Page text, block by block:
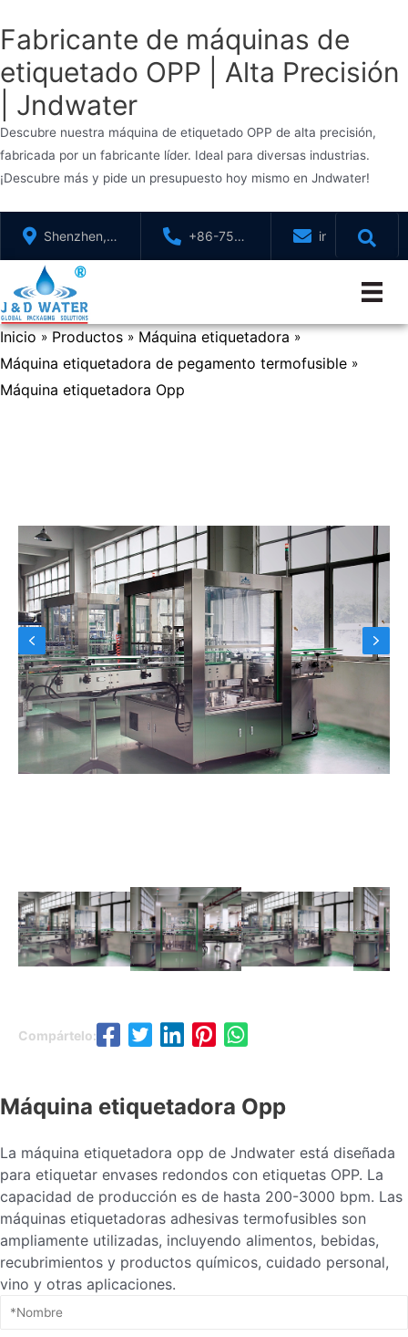
Fabricante de máquinas de
etiquetado OPP | Alta Precisión
| Jndwater
Descubre nuestra máquina de etiquetado OPP de alta precisión,
fabricada por un fabricante líder. Ideal para diversas industrias.
¡Descubre más y pide un presupuesto hoy mismo en Jndwater!
contenido
Shenzhen,
GuangDong,
China
+86-755-
88321071
Inicio » Productos » Máquina etiquetadora »
Máquina etiquetadora de pegamento termofusible »
Máquina etiquetadora Opp
Compártelo:
Máquina etiquetadora Opp
La máquina etiquetadora opp de Jndwater está diseñada
para etiquetar envases redondos con etiquetas OPP. La
capacidad de producción es de hasta 200-3000 bpm. Las
máquinas etiquetadoras adhesivas termofusibles son
ampliamente utilizadas, incluyendo alimentos, bebidas,
recubrimientos y productos químicos, cuidado personal,
vino y otras aplicaciones.